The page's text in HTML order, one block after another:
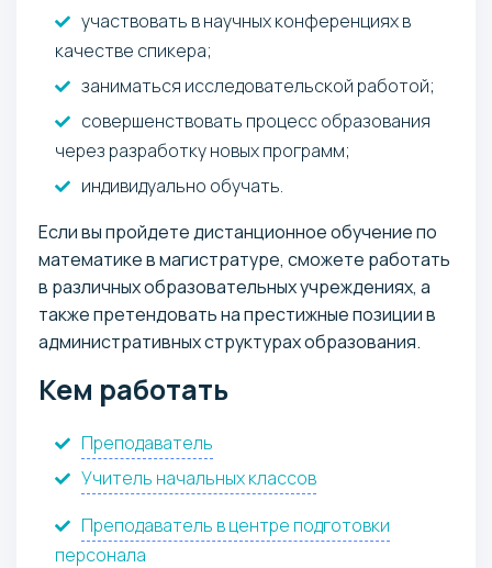
участвовать в научных конференциях в
качестве спикера;
заниматься исследовательской работой;
совершенствовать процесс образования
через разработку новых программ;
индивидуально обучать.
Если вы пройдете дистанционное обучение по
математике в магистратуре, сможете работать
в различных образовательных учреждениях, а
также претендовать на престижные позиции в
административных структурах образования.
Кем работать
Преподаватель
Учитель начальных классов
Преподаватель в центре подготовки
персонала